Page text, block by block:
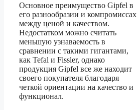
Основное преимущество Gipfel в
его разнообразии и компромиссах
между ценой и качеством.
Недостатком можно считать
меньшую узнаваемость в
сравнении с такими гигантами,
как Tefal и Fissler, однако
продукция Gipfel все же находит
своего покупателя благодаря
четкой ориентации на качество и
функционал.